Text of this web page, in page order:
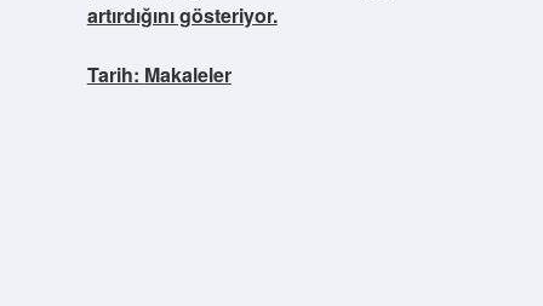
artırdığını gösteriyor.
Tarih: Makaleler